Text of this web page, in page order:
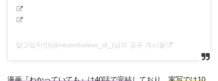
알고있지만(@nevertheless_id_)님의 공유 게시물
漫画『わかっていても』は40話で完結しており、実写では10